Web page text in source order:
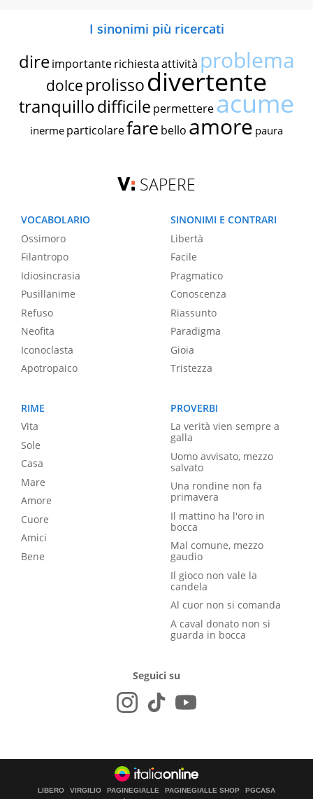
I sinonimi più ricercati
dire importante richiestaattività problema
dolce prolissodivertente
tranquillodifficile permettereacume
inerme particolarefare bello amore paura
SAPERE
VOCABOLARIO
Ossimoro
Filantropo
Idiosincrasia
Pusillanime
Refuso
Neofita
Iconoclasta
Apotropaico
SINONIMI E CONTRARI
Libertà
Facile
Pragmatico
Conoscenza
Riassunto
Paradigma
Gioia
Tristezza
RIME
Vita
Sole
Casa
Mare
Amore
Cuore
Amici
Bene
PROVERBI
La verità vien sempre a
galla
Uomo avvisato, mezzo
salvato
Una rondine non fa
primavera
Il mattino ha l'oro in
bocca
Mal comune, mezzo
gaudio
Il gioco non vale la
candela
Al cuor non si comanda
A caval donato non si
guarda in bocca
Seguici su
LIBERO VIRGILIO PAGINEGIALLE PAGINEGIALLE SHOP PGCASA